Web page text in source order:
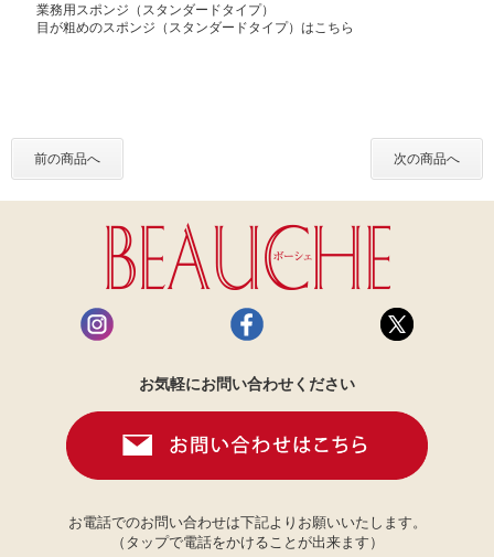
業務用スポンジ（スタンダードタイプ）
目が粗めのスポンジ（スタンダードタイプ）はこちら
前の商品へ 次の商品へ
お気軽にお問い合わせください
お電話でのお問い合わせは下記よりお願いいたします。
（タップで電話をかけることが出来ます）